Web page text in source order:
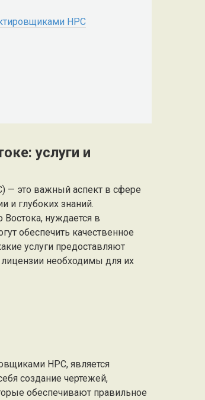
НРС
услуги и
— это важный аспект в сфере
и глубоких знаний.
нуждается в
обеспечить качественное
услуги предоставляют
необходимы для их
НРС, является
создание чертежей,
обеспечивают правильное